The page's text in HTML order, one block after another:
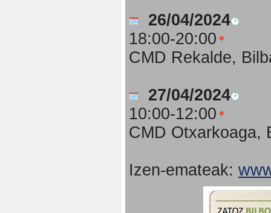
26/04/2024
18:00-20:00
CMD Rekalde,
27/04/2024
10:00-12:00
CMD Otxarkoaga,
Izen-emateak: